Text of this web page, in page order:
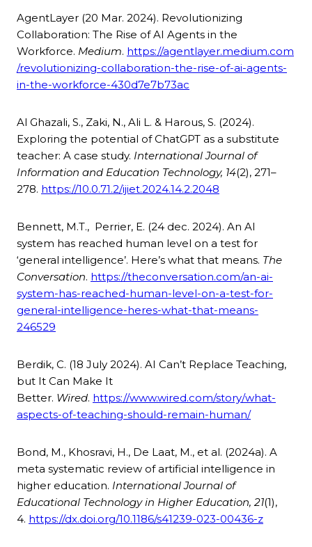
AgentLayer (20 Mar. 2024). Revolutionizing
Collaboration: The Rise of AI Agents in the
Workforce. Medium. https://agentlayer.medium.com
/revolutionizing-collaboration-the-rise-of-ai-agents-
in-the-workforce-430d7e7b73ac
Al Ghazali, S., Zaki, N., Ali L. & Harous, S. (2024).
Exploring the potential of ChatGPT as a substitute
teacher: A case study. International Journal of
Information and Education Technology, 14(2), 271–
278. https://10.0.71.2/ijiet.2024.14.2.2048
Bennett, M.T., Perrier, E. (24 dec. 2024). An AI
system has reached human level on a test for
‘general intelligence’. Here’s what that means. The
Conversation. https://theconversation.com/an-ai-
system-has-reached-human-level-on-a-test-for-
general-intelligence-heres-what-that-means-
246529
Berdik, C. (18 July 2024). AI Can’t Replace Teaching,
but It Can Make It
Better. Wired. https://www.wired.com/story/what-
aspects-of-teaching-should-remain-human/
Bond, M., Khosravi, H., De Laat, M., et al. (2024a). A
meta systematic review of artificial intelligence in
higher education. International Journal of
Educational Technology in Higher Education, 21(1),
4. https://dx.doi.org/10.1186/s41239-023-00436-z